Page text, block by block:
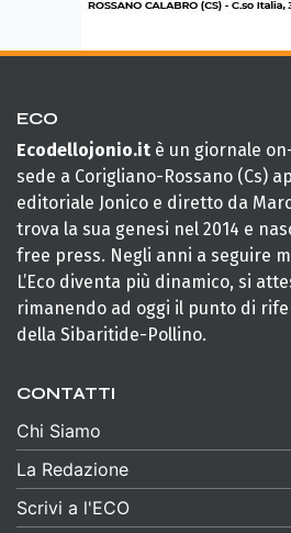
ECO
Ecodellojonio.it è un giornale
sede a Corigliano-Rossano (Cs)
editoriale Jonico e diretto da
trova la sua genesi nel 2014 e
free press. Negli anni a seguire
L’Eco diventa più dinamico, si
rimanendo ad oggi il punto di
della Sibaritide-Pollino.
CONTATTI
Chi Siamo
La Redazione
Scrivi a l'ECO